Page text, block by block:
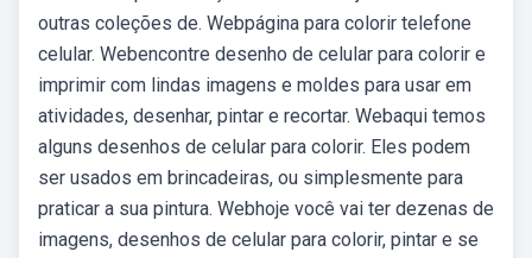
outras coleções de. Webpágina para colorir telefone
celular. Webencontre desenho de celular para colorir e
imprimir com lindas imagens e moldes para usar em
atividades, desenhar, pintar e recortar. Webaqui temos
alguns desenhos de celular para colorir. Eles podem
ser usados em brincadeiras, ou simplesmente para
praticar a sua pintura. Webhoje você vai ter dezenas de
imagens, desenhos de celular para colorir, pintar e se